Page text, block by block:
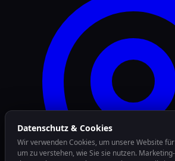
Datenschutz & Cookies
Wir verwenden Cookies, um unsere Website
um zu verstehen, wie Sie sie nutzen.